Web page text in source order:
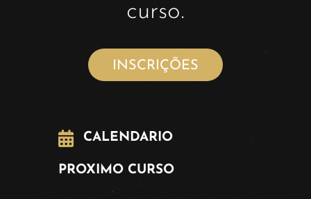
curso.
INSCRIÇÕES
CALENDARIO
PROXIMO CURSO